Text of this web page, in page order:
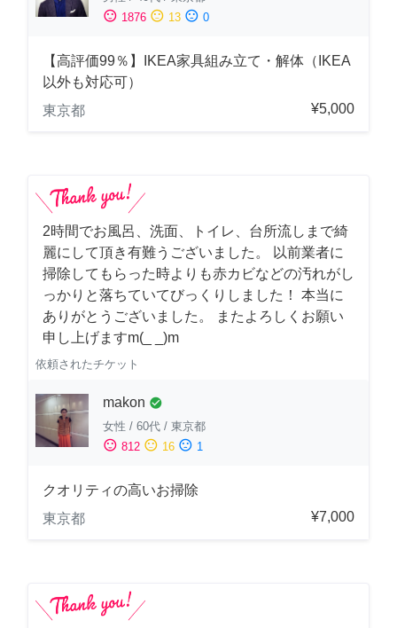
sentiment_satisfied 1876 sentiment_neutral 13 sentiment_dissatisfied 0
【高評価99％】IKEA家具組み立て・解体（IKEA
以外も対応可）
東京都
¥5,000
2時間でお風呂、洗面、トイレ、台所流しまで綺
麗にして頂き有難うございました。 以前業者に
掃除してもらった時よりも赤カビなどの汚れがし
っかりと落ちていてびっくりしました！ 本当に
ありがとうございました。 またよろしくお願い
申し上げますm(_ _)m
依頼されたチケット
makon check_circle
女性 / 60代 / 東京都
sentiment_satisfied 812 sentiment_neutral 16 sentiment_dissatisfied 1
クオリティの高いお掃除
東京都
¥7,000